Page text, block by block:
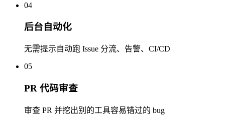
04
后台自动化
无需提示自动跑 Issue 分流、告警、CI/CD
05
PR 代码审查
审查 PR 并挖出别的工具容易错过的 bug